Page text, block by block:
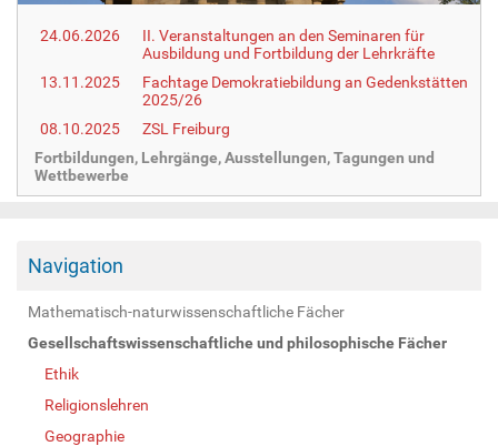
24.06.2026
II. Veranstaltungen an den Seminaren für
Ausbildung und Fortbildung der Lehrkräfte
13.11.2025
Fachtage Demokratiebildung an Gedenkstätten
2025/26
08.10.2025
ZSL Freiburg
Fortbildungen, Lehrgänge, Ausstellungen, Tagungen und
Wettbewerbe
Navigation
Mathematisch-naturwissenschaftliche Fächer
Gesellschaftswissenschaftliche und philosophische Fächer
Ethik
Religionslehren
Geographie